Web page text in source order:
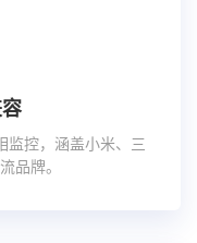
监控，涵盖小米、三
品牌。